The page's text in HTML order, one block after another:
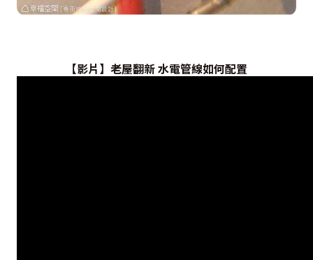
【影片】老屋翻新 水電管線如何配置